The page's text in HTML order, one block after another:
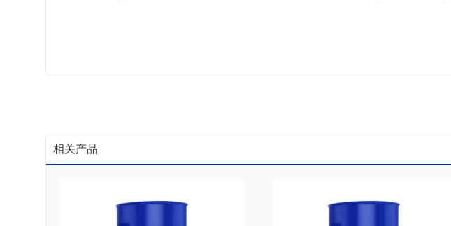
相关产品